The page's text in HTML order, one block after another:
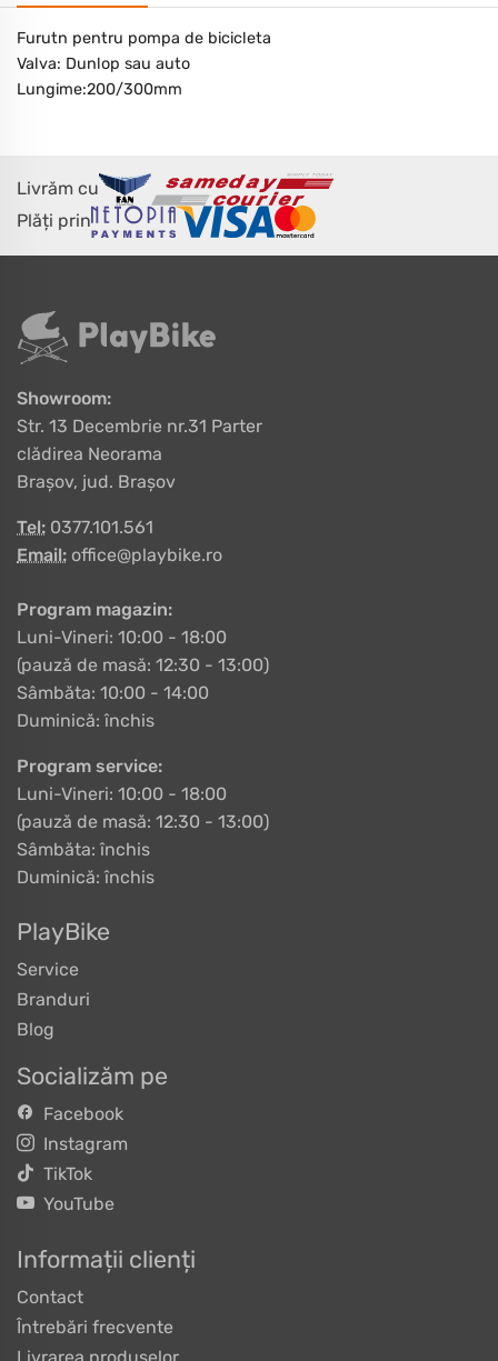
Furutn pentru pompa de bicicleta
Valva: Dunlop sau auto
Lungime:200/300mm
Livrăm cu
Plăți prin
Showroom:
Str. 13 Decembrie nr.31 Parter
clădirea Neorama
Brașov, jud. Brașov
Tel: 0377.101.561
Email: office@playbike.ro
Program magazin:
Luni-Vineri: 10:00 - 18:00
(pauză de masă: 12:30 - 13:00)
Sâmbăta: 10:00 - 14:00
Duminică: închis
Program service:
Luni-Vineri: 10:00 - 18:00
(pauză de masă: 12:30 - 13:00)
Sâmbăta: închis
Duminică: închis
PlayBike
Service
Branduri
Blog
Socializăm pe
Facebook
Instagram
TikTok
YouTube
Informații clienți
Contact
Întrebări frecvente